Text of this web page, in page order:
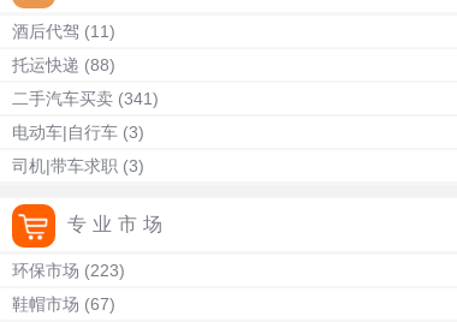
酒后代驾 (11)
托运快递 (88)
二手汽车买卖 (341)
电动车|自行车 (3)
司机|带车求职 (3)
专业市场
环保市场 (223)
鞋帽市场 (67)